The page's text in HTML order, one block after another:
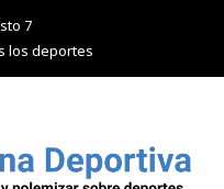
7
los deportes